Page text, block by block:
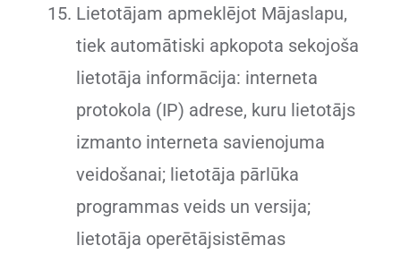
Lietotājam apmeklējot Mājaslapu,
tiek automātiski apkopota sekojoša
lietotāja informācija: interneta
protokola (IP) adrese, kuru lietotājs
izmanto interneta savienojuma
veidošanai; lietotāja pārlūka
programmas veids un versija;
lietotāja operētājsistēmas